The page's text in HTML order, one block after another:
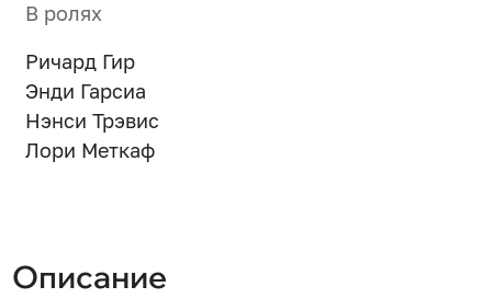
В ролях
Ричард Гир
Энди Гарсиа
Нэнси Трэвис
Лори Меткаф
Описание